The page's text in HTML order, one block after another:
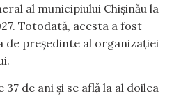
al municipiului Chișinău la
Totodată, acesta a fost
președinte al organizației
de ani și se află la al doilea